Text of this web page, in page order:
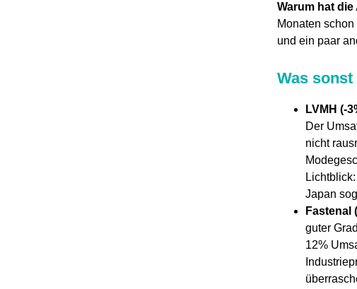
Warum hat
Monaten
und ein paar
Was
LVMH (-
Der
nicht
Japan
Fastenal
guter
12%